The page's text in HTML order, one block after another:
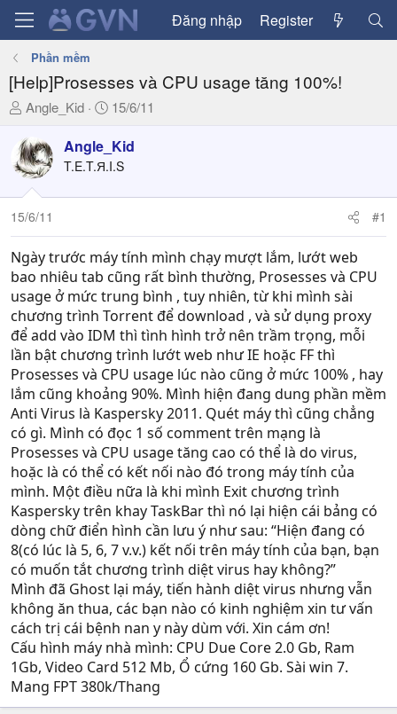
Đăng nhập Register
Phần mềm
[Help]Prosesses và CPU usage tăng 100%!
T
r
e
a
d
s
t
a
r
t
e
r
Angle_Kid
N
à
y
ử
15/6/11
Angle_Kid
T.E.T.Я.I.S
15/6/11 #1
Ngày trước máy tính mình chạy mượt lắm, lướt web
bao nhiêu tab cũng rất bình thường, Prosesses và CPU
usage ở mức trung bình , tuy nhiên, từ khi mình sài
chương trình Torrent để download , và sử dụng proxy
để add vào IDM thì tình hình trở nên trầm trọng, mỗi
lần bật chương trình lướt web như IE hoặc FF thì
Prosesses và CPU usage lúc nào cũng ở mức 100% , hay
lắm cũng khoảng 90%. Mình hiện đang dung phần mềm
Anti Virus là Kaspersky 2011. Quét máy thì cũng chẳng
có gì. Mình có đọc 1 số comment trên mạng là
Prosesses và CPU usage tăng cao có thể là do virus,
hoặc là có thể có kết nối nào đó trong máy tính của
mình. Một điều nữa là khi mình Exit chương trình
Kaspersky trên khay TaskBar thì nó lại hiện cái bảng có
dòng chữ điển hình cần lưu ý như sau: “Hiện đang có
8(có lúc là 5, 6, 7 v.v.) kết nối trên máy tính của bạn, bạn
có muốn tắt chương trình diệt virus hay không?”
Mình đã Ghost lại máy, tiến hành diệt virus nhưng vẫn
không ăn thua, các bạn nào có kinh nghiệm xin tư vấn
cách trị cái bệnh nan y này dùm với. Xin cám ơn!
Cấu hình máy nhà mình: CPU Due Core 2.0 Gb, Ram
1Gb, Video Card 512 Mb, Ổ cứng 160 Gb. Sài win 7.
Mang FPT 380k/Thang